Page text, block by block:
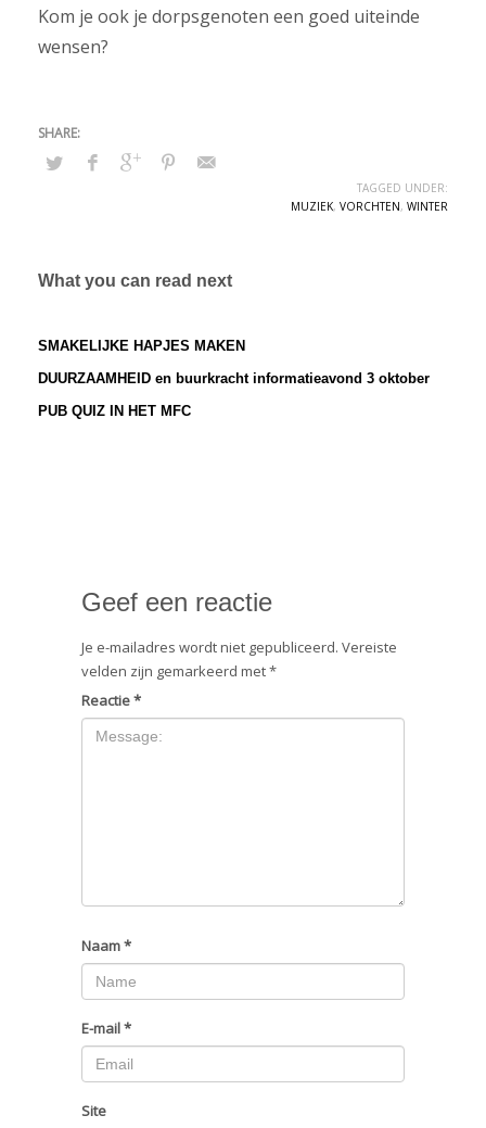
Kom je ook je dorpsgenoten een goed uiteinde
wensen?
TAGGED UNDER:
MUZIEK, VORCHTEN, WINTER
What you can read next
SMAKELIJKE HAPJES MAKEN
DUURZAAMHEID en buurkracht informatieavond 3 oktober
PUB QUIZ IN HET MFC
Geef een reactie
Je e-mailadres wordt niet gepubliceerd. Vereiste
velden zijn gemarkeerd met*
Reactie*
Naam*
E-mail*
Site